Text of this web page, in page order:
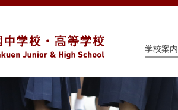
学校案内